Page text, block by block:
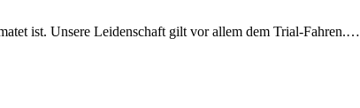
ist. Unsere Leidenschaft gilt vor allem dem Trial-Fahren.…